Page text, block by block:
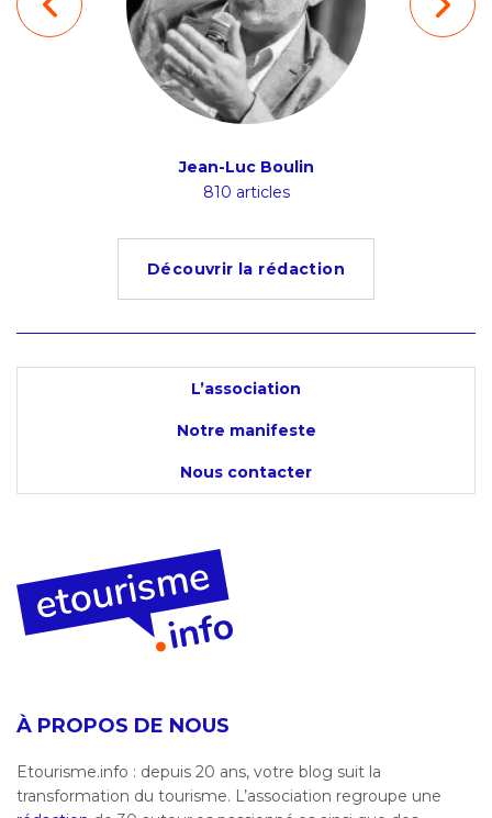
Jean-Luc Boulin
810 articles
Découvrir la rédaction
L’association
Notre manifeste
Nous contacter
À PROPOS DE NOUS
Etourisme.info : depuis 20 ans, votre blog suit la
transformation du tourisme. L’association regroupe une